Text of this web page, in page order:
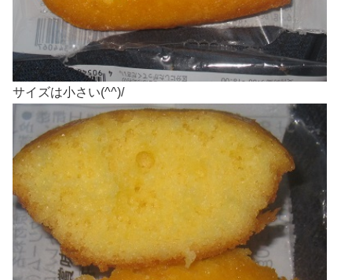
サイズは小さい(^^)/